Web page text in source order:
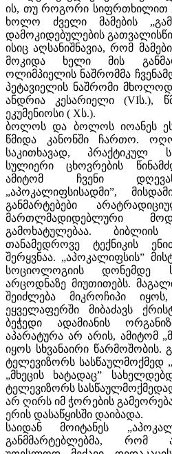
ის, თუ როგორი სიფრთხილით
ხოლო ძველი მამების
დამოკიდებულების
ისიც აღსანიშნავია, რომ
მოკიდა ხელი მის
ოლიმპიელის ნაშრომმა
პეტავიელის ნაშრომი
ანდრია კესარიელი (VIს.),
ეკუმენიოსი ( Xს.).
ბოლოს და ბოლოს იოანეს ეს
წმიდა კანონში ჩართო.
საკითხავად, პრაქტიკულ
სულიერი ცხოვრების
ამიტომ ჩვენი
„აპოკალიფსისადმი”,
განმარტებები
მართლმადიდებლური
გამოხატულებაა.
თანამედროვე ტექნიკის
შერყვნაა. „აპოკალიფსის”
სოციოლოგიის დონემდე
არცოდნაზე მიუთითებს.
შეიძლება მიკროჩიპი
ეყველაფერში მიბაძავს
ბეჭედი ადამიანის
აპარატურა არ არის, ამიტომ
იყოს სხვანაირი წარმოშობის.
ტელევიზორს სასწაულმოქმედ
„მხეცის ხატადაც”
ტელევიზორს სასწაულმოქმედად
არ ღირს იმ ჭორების
ერის დასაწყისში დაიბადა.
საიდან მოიტანეს
განმმარტებლებმა, რომ